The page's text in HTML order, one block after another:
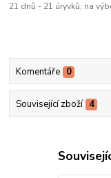
21 dnů - 21 úryvků; na
Komentáře 0
Související zboží 4